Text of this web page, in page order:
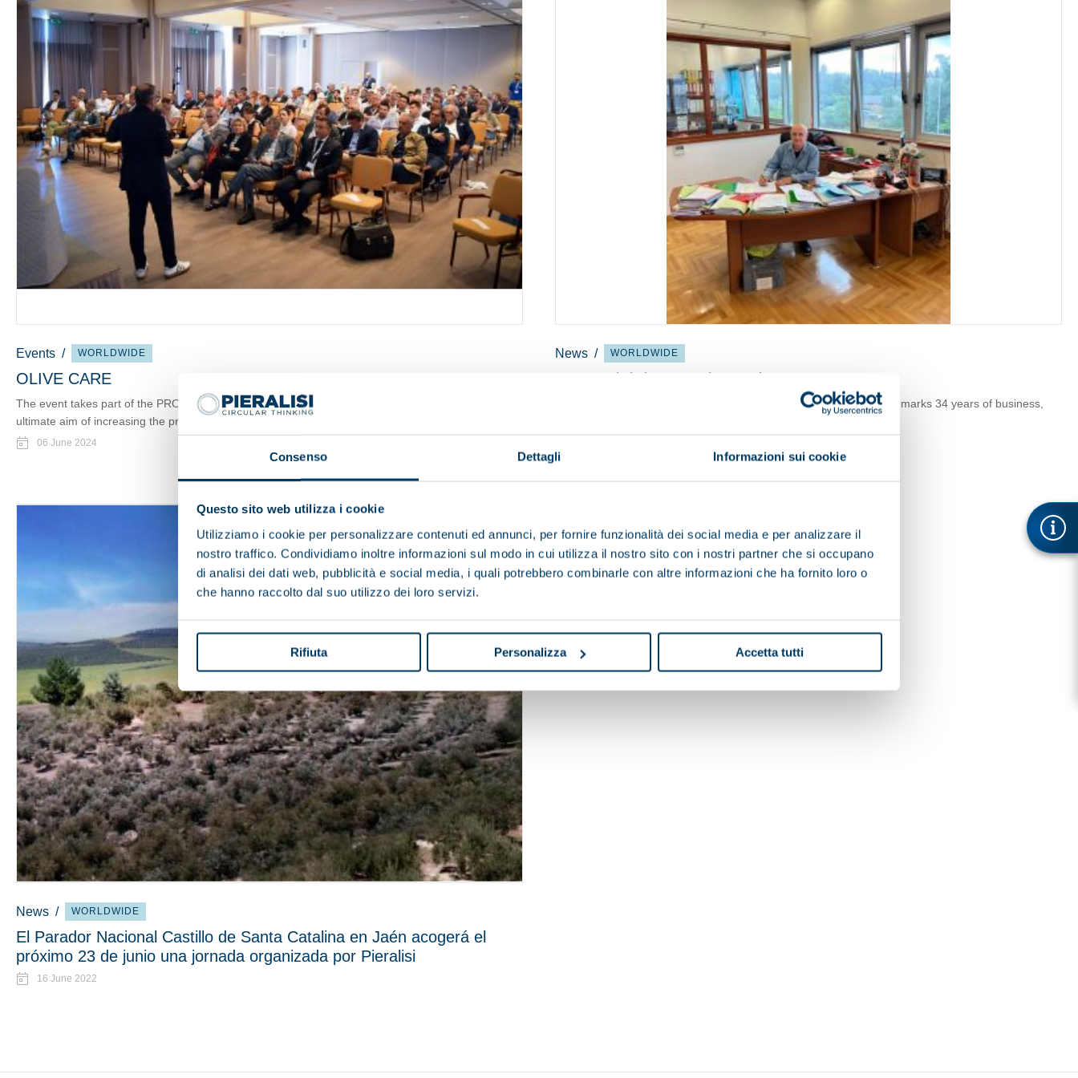
Consenso Dettagli Informazioni sui cookie
Questo sito web utilizza i cookie
Utilizziamo i cookie per personalizzare contenuti ed annunci, per fornire funzionalità dei social media e per analizzare il
nostro traffico. Condividiamo inoltre informazioni sul modo in cui utilizza il nostro sito con i nostri partner che si occupano
di analisi dei dati web, pubblicità e social media, i quali potrebbero combinarle con altre informazioni che ha fornito loro o
che hanno raccolto dal suo utilizzo dei loro servizi.
Rifiuta Personalizza Accetta tutti
Events / WORLDWIDE
OLIVE CARE
The event takes part of the PRO package of the "Olive Care" maintenance program, which has the
ultimate aim of increasing the production efficiency of the olive oil plant.
06 June 2024
News / WORLDWIDE
Happy Birthday Com-ing trade!
Our reference agent from Croatia, Slovenia, Macedonia and Bosnia marks 34 years of business,
News / WORLDWIDE
El Parador Nacional Castillo de Santa Catalina en Jaén acogerá el
próximo 23 de junio una jornada organizada por Pieralisi
16 June 2022